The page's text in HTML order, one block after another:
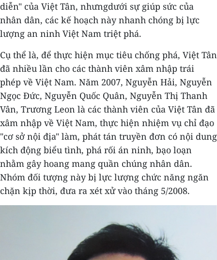
diễn" của Việt Tân, nhưngdưới sự giúp sức của
nhân dân, các kế hoạch này nhanh chóng bị lực
lượng an ninh Việt Nam triệt phá.
Cụ thể là, để thực hiện mục tiêu chống phá, Việt Tân
đã nhiều lần cho các thành viên xâm nhập trái
phép về Việt Nam. Năm 2007, Nguyễn Hải, Nguyễn
Ngọc Đức, Nguyễn Quốc Quân, Nguyễn Thị Thanh
Vân, Trương Leon là các thành viên của Việt Tân đã
xâm nhập về Việt Nam, thực hiện nhiệm vụ chỉ đạo
"cơ sở nội địa" làm, phát tán truyền đơn có nội dung
kích động biểu tình, phá rối án ninh, bạo loạn
nhằm gây hoang mang quần chúng nhân dân.
Nhóm đối tượng này bị lực lượng chức năng ngăn
chặn kịp thời, đưa ra xét xử vào tháng 5/2008.